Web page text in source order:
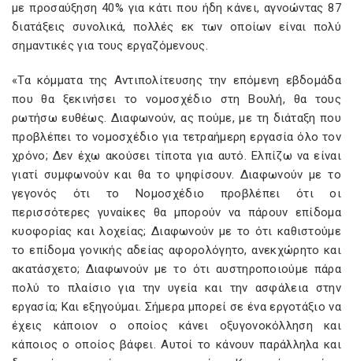
με προσαύξηση 40% για κάτι που ήδη κάνει, αγνοώντας 87
διατάξεις συνολικά, πολλές εκ των οποίων είναι πολύ
σημαντικές για τους εργαζόμενους.
«Τα κόμματα της Αντιπολίτευσης την επόμενη εβδομάδα
που θα ξεκινήσει το νομοσχέδιο στη Βουλή, θα τους
ρωτήσω ευθέως. Διαφωνούν, ας πούμε, με τη διάταξη που
προβλέπει το νομοσχέδιο για τετραήμερη εργασία όλο τον
χρόνο; Δεν έχω ακούσει τίποτα για αυτό. Ελπίζω να είναι
γιατί συμφωνούν και θα το ψηφίσουν. Διαφωνούν με το
γεγονός ότι το Νομοσχέδιο προβλέπει ότι οι
περισσότερες γυναίκες θα μπορούν να πάρουν επίδομα
κυοφορίας και λοχείας; Διαφωνούν με το ότι καθιστούμε
το επίδομα γονικής αδείας αφορολόγητο, ανεκχώρητο και
ακατάσχετο; Διαφωνούν με το ότι αυστηροποιούμε πάρα
πολύ το πλαίσιο για την υγεία και την ασφάλεια στην
εργασία; Και εξηγούμαι. Σήμερα μπορεί σε ένα εργοτάξιο να
έχεις κάποιον ο οποίος κάνει οξυγονοκόλληση και
κάποιος ο οποίος βάφει. Αυτοί το κάνουν παράλληλα και